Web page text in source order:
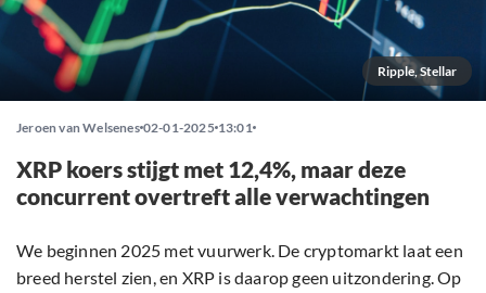
Ripple, Stellar
Jeroen van Welsenes 02-01-2025 13:01
XRP koers stijgt met 12,4%, maar deze
concurrent overtreft alle verwachtingen
We beginnen 2025 met vuurwerk. De cryptomarkt laat een
breed herstel zien, en XRP is daarop geen uitzondering. Op